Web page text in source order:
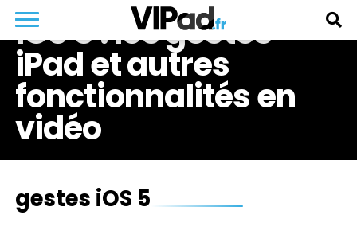
iOS 5 : les gestes
iPad et autres
fonctionnalités en
vidéo
gestes iOS 5